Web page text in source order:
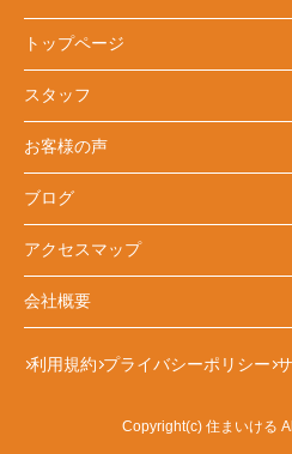
トップページ
スタッフ
お客様の声
ブログ
アクセスマップ
会社概要
利用規約 プライバシーポリシー
Copyright(c) 住まいける